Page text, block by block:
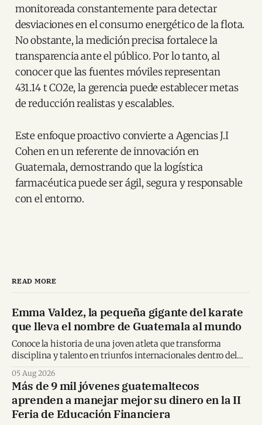
monitoreada constantemente para detectar
desviaciones en el consumo energético de la flota.
No obstante, la medición precisa fortalece la
transparencia ante el público. Por lo tanto, al
conocer que las fuentes móviles representan
431.14 t CO2e, la gerencia puede establecer metas
de reducción realistas y escalables.
Este enfoque proactivo convierte a Agencias J.I
Cohen en un referente de innovación en
Guatemala, demostrando que la logística
farmacéutica puede ser ágil, segura y responsable
con el entorno.
READ MORE
Emma Valdez, la pequeña gigante del karate
que lleva el nombre de Guatemala al mundo
Conoce la historia de una joven atleta que transforma
disciplina y talento en triunfos internacionales dentro del
05 Aug 2026
Más de 9 mil jóvenes guatemaltecos
aprenden a manejar mejor su dinero en la II
Feria de Educación Financiera